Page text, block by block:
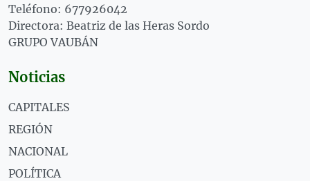
Teléfono: 677926042
Directora: Beatriz de las Heras Sordo
GRUPO VAUBÁN
Noticias
CAPITALES
REGIÓN
NACIONAL
POLÍTICA